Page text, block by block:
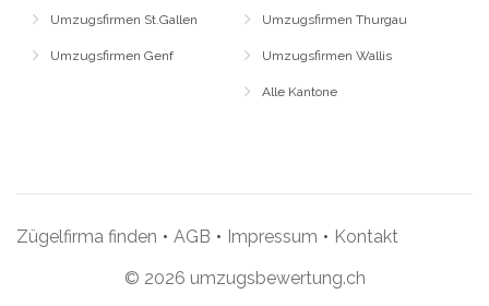
Umzugsfirmen St.Gallen
Umzugsfirmen Genf
Umzugsfirmen Thurgau
Umzugsfirmen Wallis
Alle Kantone
Zügelfirma finden • AGB • Impressum • Kontakt
© 2026 umzugsbewertung.ch